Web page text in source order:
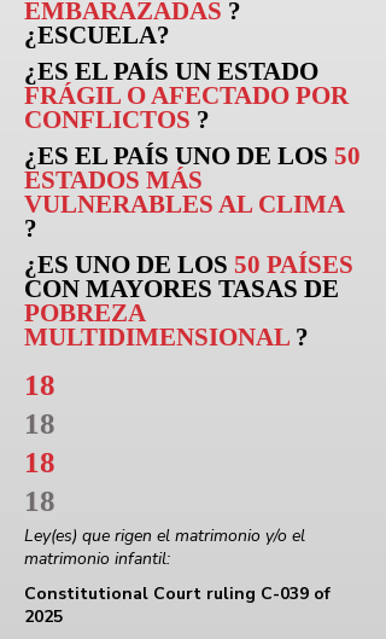
EMBARAZADAS ?
¿ESCUELA?
¿ES EL PAÍS UN ESTADO
FRÁGIL O AFECTADO POR
CONFLICTOS ?
¿ES EL PAÍS UNO DE LOS 50
ESTADOS MÁS
VULNERABLES AL CLIMA
?
¿ES UNO DE LOS 50 PAÍSES
CON MAYORES TASAS DE
POBREZA
MULTIDIMENSIONAL ?
18
18
18
18
Ley(es) que rigen el matrimonio y/o el
matrimonio infantil:
Constitutional Court ruling C-039 of
2025